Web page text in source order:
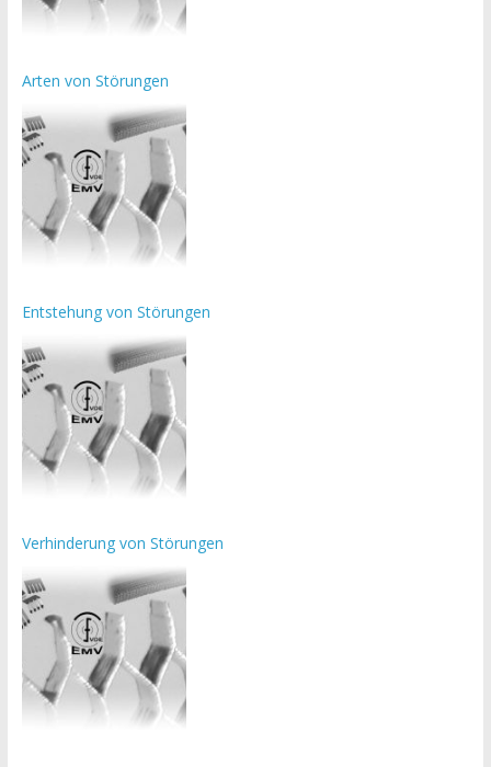
Arten von Störungen
Entstehung von Störungen
Verhinderung von Störungen